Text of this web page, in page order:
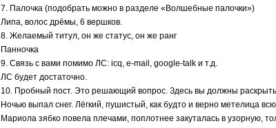
7. Палочка (подобрать можно в разделе «Волшебные палочки»)
Липа, волос дрёмы, 6 вершков.
8. Желаемый титул, он же статус, он же ранг
Панночка
9. Связь с вами помимо ЛС: icq, e-mail, google-talk и т.д.
ЛС будет достаточно.
10. Пробный пост. Это решающий вопрос. Здесь вы должны
Ночью выпал снег. Лёгкий, пушистый, как будто и верно метелица
Мариола зябко повела плечами, поплотнее закуталась в узорную,